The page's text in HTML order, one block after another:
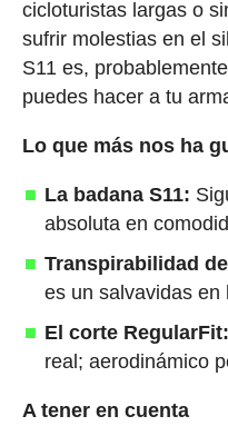
cicloturistas largas o
sufrir molestias en el
S11 es,
puedes hacer a tu
Lo que más nos ha
La badana S11:
absoluta en
Transpirabilidad
es un salvavidas en
El corte RegularFit:
real; aerodinámico
A tener en cuenta